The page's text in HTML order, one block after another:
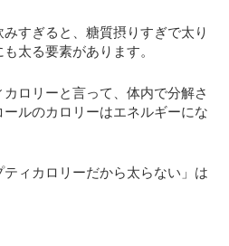
すぎると、糖質摂りすぎで太り
太る要素があります。
ロリーと言って、体内で分解さ
ルのカロリーはエネルギーにな
ィカロリーだから太らない」は